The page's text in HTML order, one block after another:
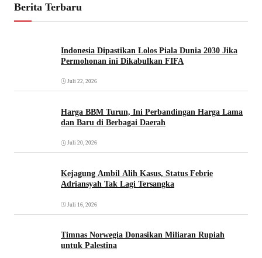
Berita Terbaru
Indonesia Dipastikan Lolos Piala Dunia 2030 Jika
Permohonan ini Dikabulkan FIFA
Juli 22, 2026
Harga BBM Turun, Ini Perbandingan Harga Lama
dan Baru di Berbagai Daerah
Juli 20, 2026
Kejagung Ambil Alih Kasus, Status Febrie
Adriansyah Tak Lagi Tersangka
Juli 16, 2026
Timnas Norwegia Donasikan Miliaran Rupiah
untuk Palestina